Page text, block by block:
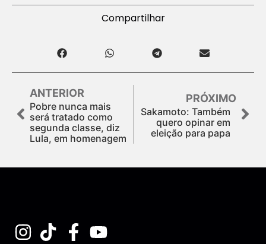
Compartilhar
ANTERIOR
Pobre nunca mais
será tratado como
segunda classe, diz
Lula, em homenagem
PRÓXIMO
Sakamoto: Também
quero opinar em
eleição para papa